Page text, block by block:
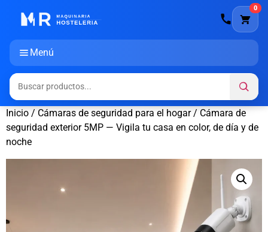
Menú
0
Inicio / Cámaras de seguridad para el hogar/ Cámara de
seguridad exterior 5MP — Vigila tu casa en color, de día y de
noche